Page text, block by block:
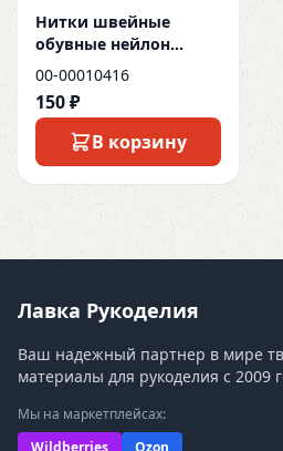
Нитки швейные
обувные нейлон
1500D/2 45.7м 114 т
00-00010416
150 ₽
В корзину
Лавка Рукоделия
Ваш надежный партнер в мире
материалы для рукоделия с 2009
Мы на маркетплейсах: